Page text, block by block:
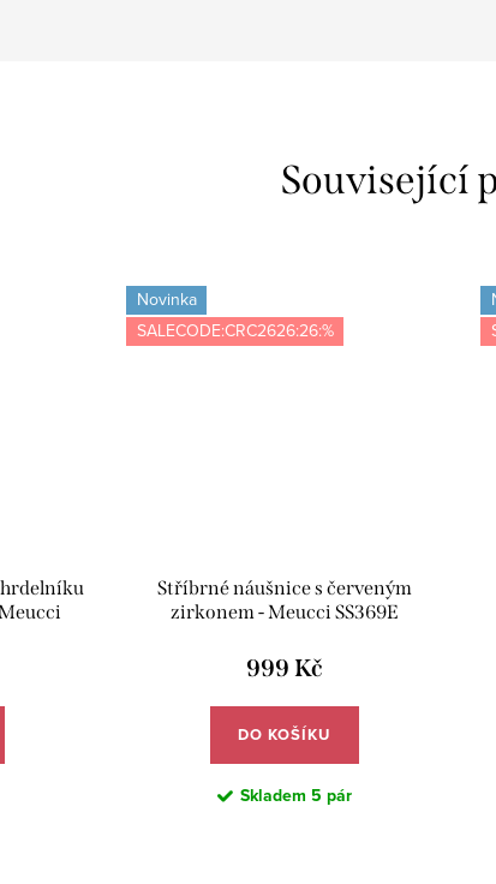
Související
Novinka
SALECODE:CRC2626:26:%
Stříbrné náušnice s červeným
zirkonem - Meucci SS369E
999 Kč
DO KOŠÍKU
Skladem 5 pár